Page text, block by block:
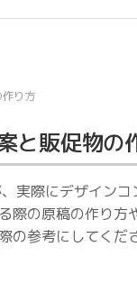
り方
と販促物の
実際にデザイン
際の原稿の作り方
の参考にしてくだ